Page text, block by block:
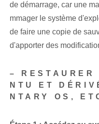
de démarrage, car une
mmager le système
de faire une copie de
d'apporter des
– RESTAURER
NTU ET
NTARY OS,